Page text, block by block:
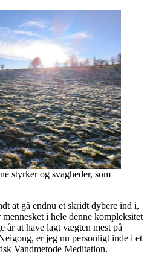
styrker og svagheder, som
at gå endnu et skridt dybere ind i,
i hele denne kompleksitet
år at have lagt vægten mest på
er jeg nu personligt inde i et
Vandmetode Meditation.